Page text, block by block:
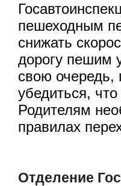
пешеходным
снижать
дорогу пешим
свою очередь,
убедиться,
Родителям
правилах
Отделение